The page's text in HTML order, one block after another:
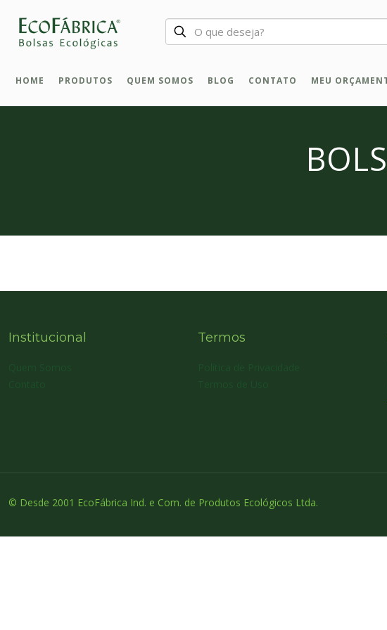
HOME PRODUTOS QUEM SOMOS BLOG CONTATO MEU
Institucional Termos
© Desde 2001 EcoFábrica Ind. e Com. de Produtos Ecológicos Ltda.